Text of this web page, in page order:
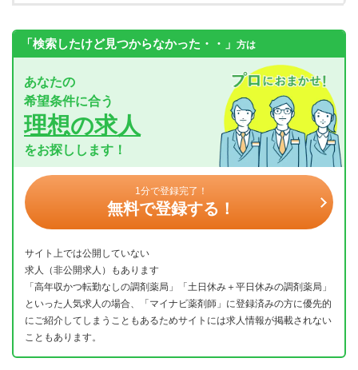
「検索したけど見つからなかった・・」 方は
あなたの
希望条件に合う
理想の求人
をお探しします！
1分で登録完了！
無料で登録する！
サイト上では公開していない
求人（非公開求人）もあります
「高年収かつ転勤なしの調剤薬局」「土日休み＋平日休みの調剤薬局」
といった人気求人の場合、「マイナビ薬剤師」に登録済みの方に優先的
にご紹介してしまうこともあるためサイトには求人情報が掲載されない
こともあります。